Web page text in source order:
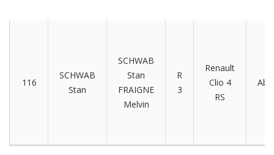
116
SCHWAB
Stan
SCHWAB
Stan
FRAIGNE
Melvin
R
3
Renault
Clio 4
RS